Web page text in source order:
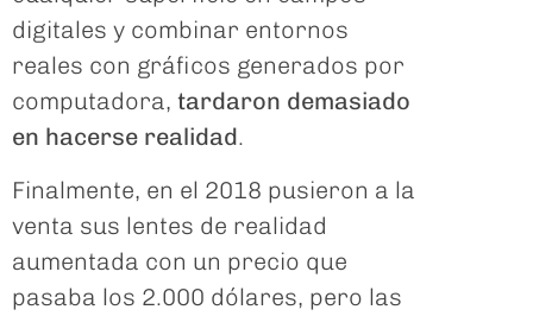
digitales y combinar entornos
reales con gráficos generados por
computadora, tardaron demasiado
en hacerse realidad.
Finalmente, en el 2018 pusieron a la
venta sus lentes de realidad
aumentada con un precio que
pasaba los 2.000 dólares, pero las